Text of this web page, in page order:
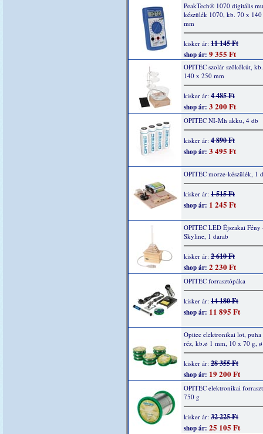
PeakTech® 1070 digitális
készülék 1070, kb. 70 x
mm
kisker ár: 11 145 Ft
shop ár: 9 355 Ft
OPITEC szolár szökőkút,
140 x 250 mm
kisker ár: 4 485 Ft
shop ár: 3 200 Ft
OPITEC NI-Mh akku, 4 db
kisker ár: 4 890 Ft
shop ár: 3 495 Ft
OPITEC morze-készülék, 1
kisker ár: 1 515 Ft
shop ár: 1 245 Ft
OPITEC LED Éjszakai Fény
Skyline, 1 darab
kisker ár: 2 610 Ft
shop ár: 2 230 Ft
OPITEC forrasztópáka
kisker ár: 14 180 Ft
shop ár: 11 895 Ft
Opitec elektronikai lot, puha
réz, kb.ø 1 mm, 10 x 70 g,
kisker ár: 28 355 Ft
shop ár: 19 200 Ft
OPITEC elektronikai
750 g
kisker ár: 32 225 Ft
shop ár: 25 105 Ft